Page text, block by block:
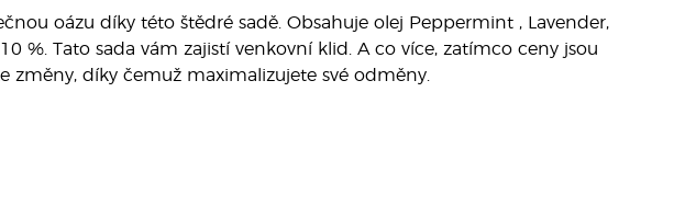
oázu díky této štědré sadě. Obsahuje olej Peppermint , Lavender,
%. Tato sada vám zajistí venkovní klid. A co více, zatímco ceny jsou
změny, díky čemuž maximalizujete své odměny.